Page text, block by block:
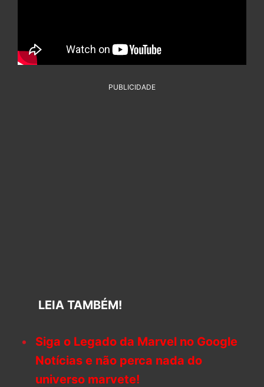
PUBLICIDADE
LEIA TAMBÉM!
Siga o Legado da Marvel no Google
Notícias e não perca nada do
universo marvete!